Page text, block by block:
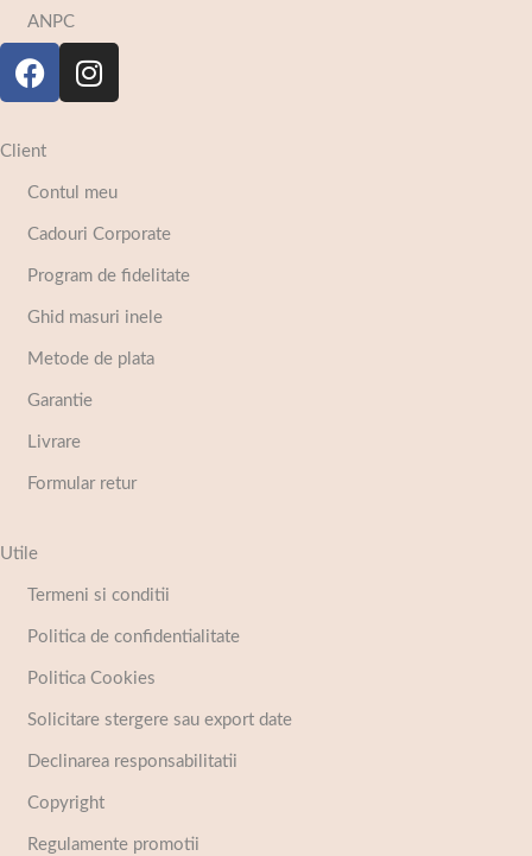
ANPC
Client
Contul meu
Cadouri Corporate
Program de fidelitate
Ghid masuri inele
Metode de plata
Garantie
Livrare
Formular retur
Utile
Termeni si conditii
Politica de confidentialitate
Politica Cookies
Solicitare stergere sau export date
Declinarea responsabilitatii
Copyright
Regulamente promotii